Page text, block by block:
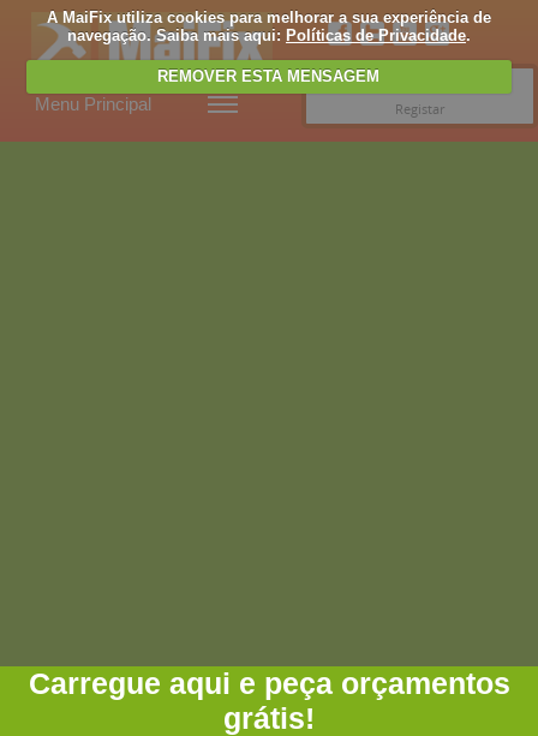
A MaiFix utiliza cookies para melhorar a sua experiência de
navegação. Saiba mais aqui: Políticas de Privacidade.
REMOVER ESTA MENSAGEM
Menu Principal
Registar
Carregue aqui e peça orçamentos
grátis!